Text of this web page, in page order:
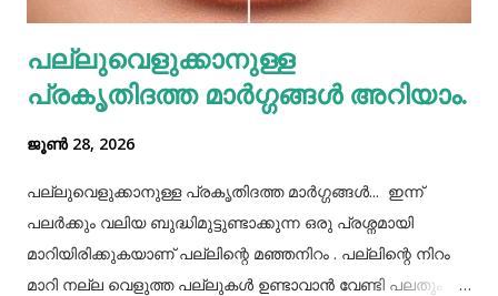
വെള്ളം പോലെയുള്ള സാധനങ്ങൾ ഒരു പാത്രത്തിൽ
കൊണ്ടുവച്ചാൽ അത് അപ്പാടെ കുടിക്കാതെ മറ്റുള്ളവർക്ക്
കൂട...
പല്ലുവെളുക്കാനുള്ള
പ്രകൃതിദത്ത മാര്‍ഗ്ഗങ്ങള്‍ അറിയാം.
ജൂൺ 28, 2026
പല്ലുവെളുക്കാനുള്ള പ്രകൃതിദത്ത മാര്‍ഗ്ഗങ്ങള്‍... ഇന്ന്
പലർക്കും വലിയ ബുദ്ധിമുട്ടുണ്ടാക്കുന്ന ഒരു പ്രശ്നമായി
മാറിയിരിക്കുകയാണ് പല്ലിന്റെ മഞ്ഞനിറം . പല്ലിന്റെ നിറം
മാറി നല്ല വെളുത്ത പല്ലുകൾ ഉണ്ടാവാൻ വേണ്ടി പലതും